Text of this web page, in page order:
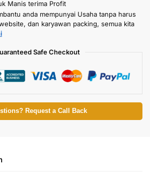
Manis terima Profit
anda mempunyai Usaha tanpa harus
dan karyawan packing, semua kita
Safe Checkout
Request a Call Back